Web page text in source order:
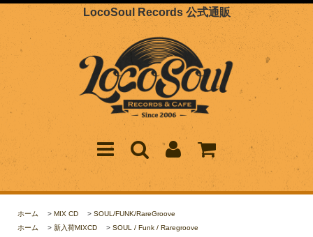
LocoSoul Records 公式通販
ホーム > MIX CD > SOUL/FUNK/RareGroove
ホーム
> 新入荷MIXCD > SOUL / Funk / Raregroove